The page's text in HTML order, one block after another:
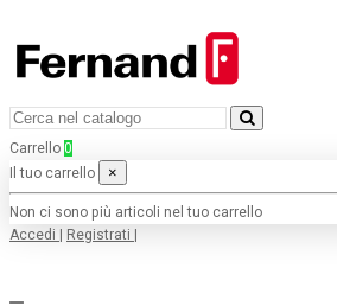
Carrello 0
Il tuo carrello
×
Non ci sono più articoli nel tuo carrello
Accedi
Registrati